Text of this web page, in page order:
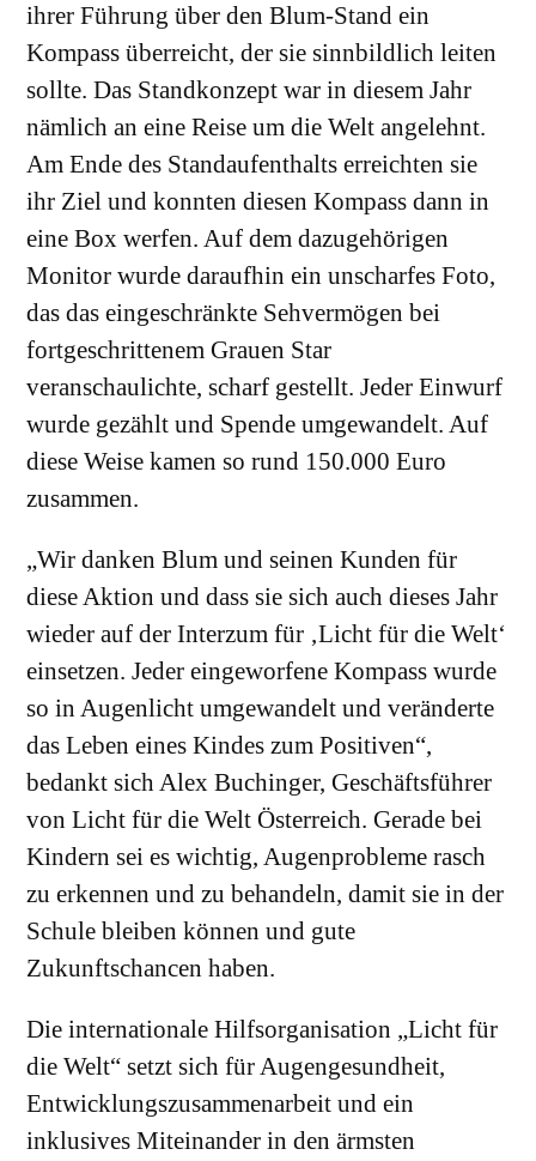
ihrer Führung über den Blum-Stand ein
Kompass überreicht, der sie sinnbildlich leiten
sollte. Das Standkonzept war in diesem Jahr
nämlich an eine Reise um die Welt angelehnt.
Am Ende des Standaufenthalts erreichten sie
ihr Ziel und konnten diesen Kompass dann in
eine Box werfen. Auf dem dazugehörigen
Monitor wurde daraufhin ein unscharfes Foto,
das das eingeschränkte Sehvermögen bei
fortgeschrittenem Grauen Star
veranschaulichte, scharf gestellt. Jeder Einwurf
wurde gezählt und Spende umgewandelt. Auf
diese Weise kamen so rund 150.000 Euro
zusammen.
„Wir danken Blum und seinen Kunden für
diese Aktion und dass sie sich auch dieses Jahr
wieder auf der Interzum für ‚Licht für die Welt‘
einsetzen. Jeder eingeworfene Kompass wurde
so in Augenlicht umgewandelt und veränderte
das Leben eines Kindes zum Positiven“,
bedankt sich Alex Buchinger, Geschäftsführer
von Licht für die Welt Österreich. Gerade bei
Kindern sei es wichtig, Augenprobleme rasch
zu erkennen und zu behandeln, damit sie in der
Schule bleiben können und gute
Zukunftschancen haben.
Die internationale Hilfsorganisation „Licht für
die Welt“ setzt sich für Augengesundheit,
Entwicklungszusammenarbeit und ein
inklusives Miteinander in den ärmsten